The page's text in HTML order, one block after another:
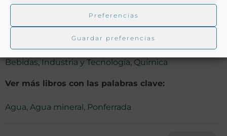
Preferencias
Guardar preferencias
Ver más libros de estas materias:
Bebidas, Industria y Tecnología, Química
Ver más libros con las palabras clave:
Agua, Agua mineral, Ponferrada